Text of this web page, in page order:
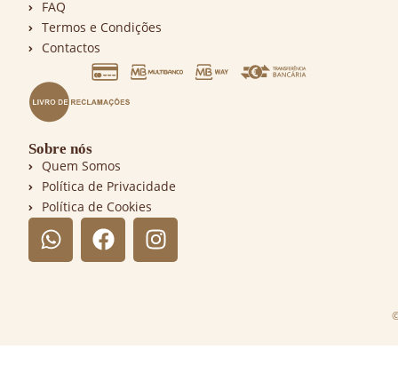
FAQ
Termos e Condições
Contactos
Sobre nós
Quem Somos
Política de Privacidade
Política de Cookies